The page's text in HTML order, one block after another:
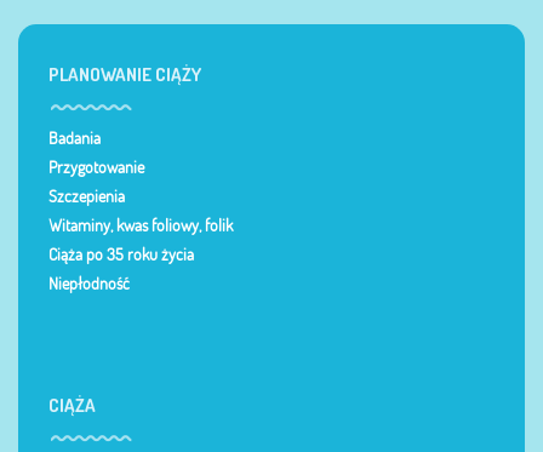
PLANOWANIE CIĄŻY
Badania
Przygotowanie
Szczepienia
Witaminy, kwas foliowy, folik
Ciąża po 35 roku życia
Niepłodność
CIĄŻA